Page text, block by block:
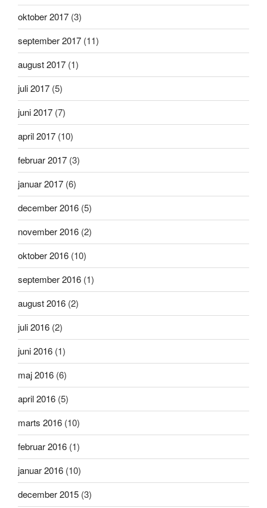
oktober 2017 (3)
september 2017 (11)
august 2017 (1)
juli 2017 (5)
juni 2017 (7)
april 2017 (10)
februar 2017 (3)
januar 2017 (6)
december 2016 (5)
november 2016 (2)
oktober 2016 (10)
september 2016 (1)
august 2016 (2)
juli 2016 (2)
juni 2016 (1)
maj 2016 (6)
april 2016 (5)
marts 2016 (10)
februar 2016 (1)
januar 2016 (10)
december 2015 (3)